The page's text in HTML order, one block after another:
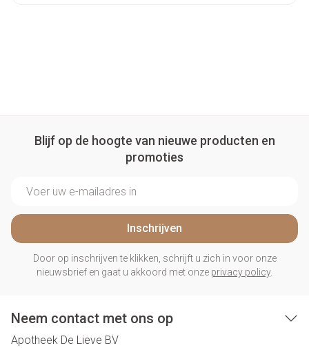
Blijf op de hoogte van nieuwe producten en
promoties
Inschrijven
Door op inschrijven te klikken, schrijft u zich in voor onze
nieuwsbrief en gaat u akkoord met onze privacy policy.
Neem contact met ons op
Apotheek De Lieve BV